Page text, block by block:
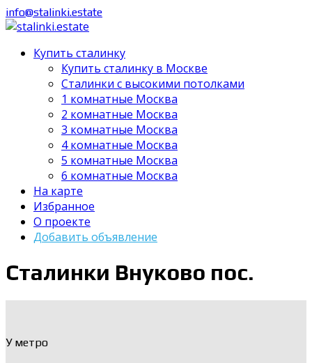
info@stalinki.estate
Купить сталинку
Купить сталинку в Москве
Cталинки с высокими потолками
1 комнатные Москва
2 комнатные Москва
3 комнатные Москва
4 комнатные Москва
5 комнатные Москва
6 комнатные Москва
На карте
Избранное
О проекте
Добавить объявление
Сталинки Внуково пос.
У метро